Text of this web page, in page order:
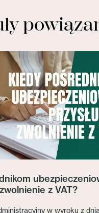
z VAT?
w wyroku z